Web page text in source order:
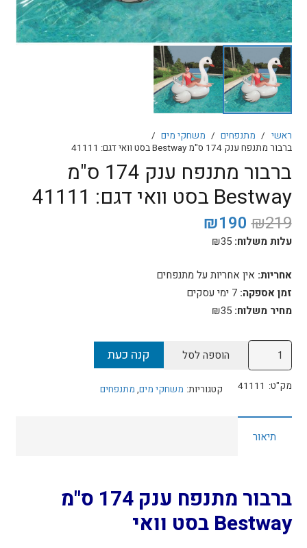
ראשי / מתנפחים / משחקי מים /
ברבור מתנפח ענק 174 ס"מ Bestway בסט וואי דגם: 41111
ברבור מתנפח ענק 174 ס"מ
Bestway בסט וואי דגם: 41111
₪219 המחיר
המקורי
₪219.
₪190
₪190.
עלות משלוח: ₪35
אחריות: אין אחריות על מתנפחים
זמן אספקה: 7 ימי עסקים
מחיר משלוח: ₪35
כמות
של
ברבור
ענק
בסט
וואי
דגם:
הוספה לסל קנה כעת
מק"ט: 41111 קטגוריות: משחקי מים, מתנפחים
תיאור
ברבור מתנפח ענק 174 ס"מ
Bestway בסט וואי